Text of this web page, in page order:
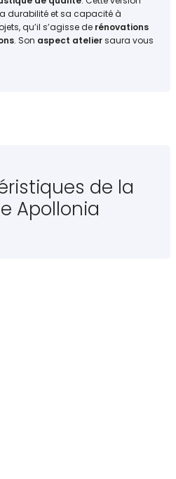
durabilité et sa capacité à
qu’il s’agisse de rénovations
. Son aspect ateliersaura vous
de la
Apollonia